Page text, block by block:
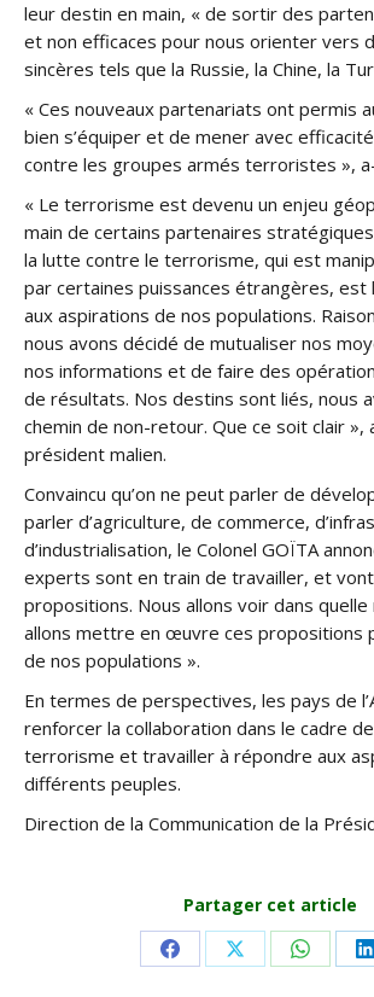
leur destin en main, « de sortir des
et non efficaces pour nous orienter vers
sincères tels que la Russie, la Chine, la
« Ces nouveaux partenariats ont permis
bien s’équiper et de mener avec
contre les groupes armés terroristes »,
« Le terrorisme est devenu un enjeu
main de certains partenaires
la lutte contre le terrorisme, qui est
par certaines puissances étrangères, est
aux aspirations de nos populations.
nous avons décidé de mutualiser nos
nos informations et de faire des
de résultats. Nos destins sont liés, nous
chemin de non-retour. Que ce soit clair »,
président malien.
Convaincu qu’on ne peut parler de
parler d’agriculture, de commerce,
d’industrialisation, le Colonel GOÏTA
experts sont en train de travailler, et
propositions. Nous allons voir dans quelle
allons mettre en œuvre ces propositions
de nos populations ».
En termes de perspectives, les pays de
renforcer la collaboration dans le cadre
terrorisme et travailler à répondre aux
différents peuples.
Direction de la Communication de la
Partager cet article
Share Share Share